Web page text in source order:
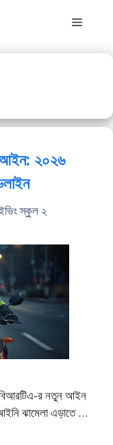
Menu
আইন: ২০২৬
স্কুল ২
বিআরটিএ-র নতুন আইন
ঝামেলা এড়াতে …